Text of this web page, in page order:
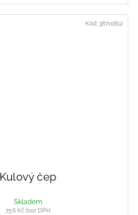
Kulový čep
Skladem
756 Kč bez DPH
Kód: 38710812